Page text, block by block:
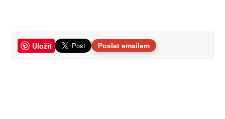
Uložit Poslat emailem